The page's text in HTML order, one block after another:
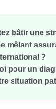
bâtir une
mêlant
?
pour un
situation